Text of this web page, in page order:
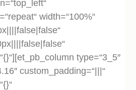
width=“100%“
type=“3_5″
custom_padding=“|||“